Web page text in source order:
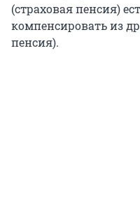
(страховая пенсия)
компенсировать из
пенсия).